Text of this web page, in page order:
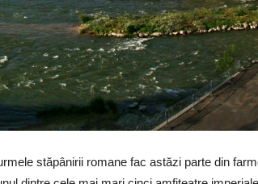
stăpânirii romane fac astăzi parte din